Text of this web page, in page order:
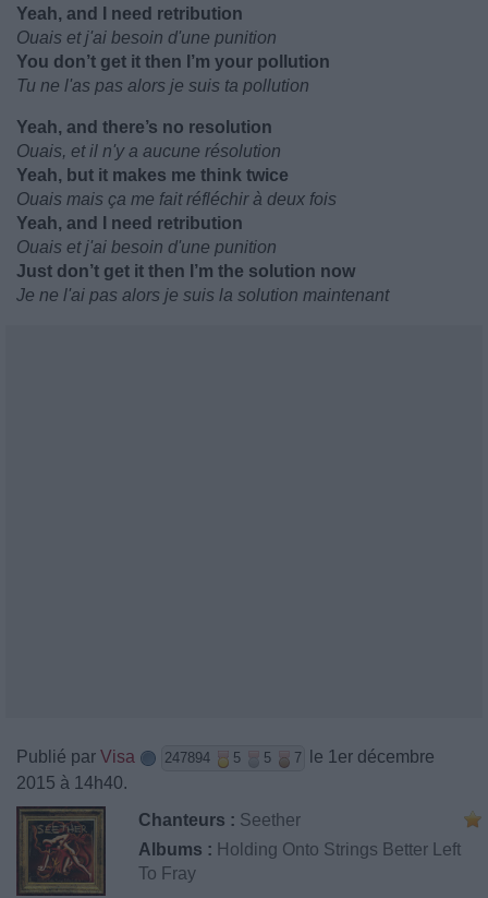
Yeah, and I need retribution
Ouais et j'ai besoin d'une punition
You don’t get it then I’m your pollution
Tu ne l'as pas alors je suis ta pollution
Yeah, and there’s no resolution
Ouais, et il n'y a aucune résolution
Yeah, but it makes me think twice
Ouais mais ça me fait réfléchir à deux fois
Yeah, and I need retribution
Ouais et j'ai besoin d'une punition
Just don’t get it then I’m the solution now
Je ne l'ai pas alors je suis la solution maintenant
Publié par Visa 247894 5 5 7
le 1er décembre
2015 à 14h40.
Chanteurs : Seether
Albums : Holding Onto Strings Better Left
To Fray